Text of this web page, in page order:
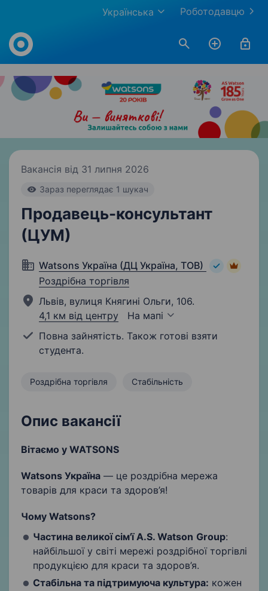
Роботодавцю
Українська
Work.ua
Вакансія від 31 липня 2026
Зараз переглядає 1 шукач
Продавець-консультант
(ЦУМ)
Watsons Україна (ДЦ Україна, ТОВ)
Роздрібна торгівля
Львів, вулиця Княгині Ольги, 106.
4,1 км від центру
На мапі
Повна зайнятість. Також готові взяти
студента.
Роздрібна торгівля Стабільність
Опис вакансії
Вітаємо у WATSONS
Watsons Україна — це роздрібна мережа
товарів для краси та здоров’я!
Чому Watsons?
Частина великої сім'їA.S. Watson Group:
найбільшої у світі мережі роздрібної торгівлі
продукцією для краси та здоров’я.
Стабільна та підтримуюча культура: кожен